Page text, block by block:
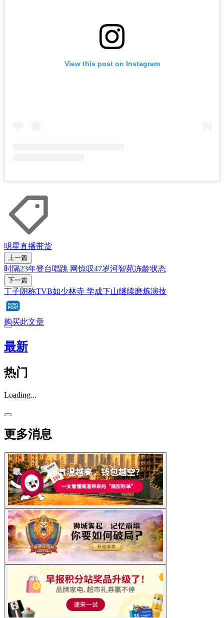
View this post on Instagram
明星直播带货
上一篇
时隔23年登台唱跳 网惊叹47岁河智苑冻龄状态
下一篇
丁子朗称TVB如少林寺 学成下山继续磨炼演技
购买此文章
最新
热门
Loading...
更多消息